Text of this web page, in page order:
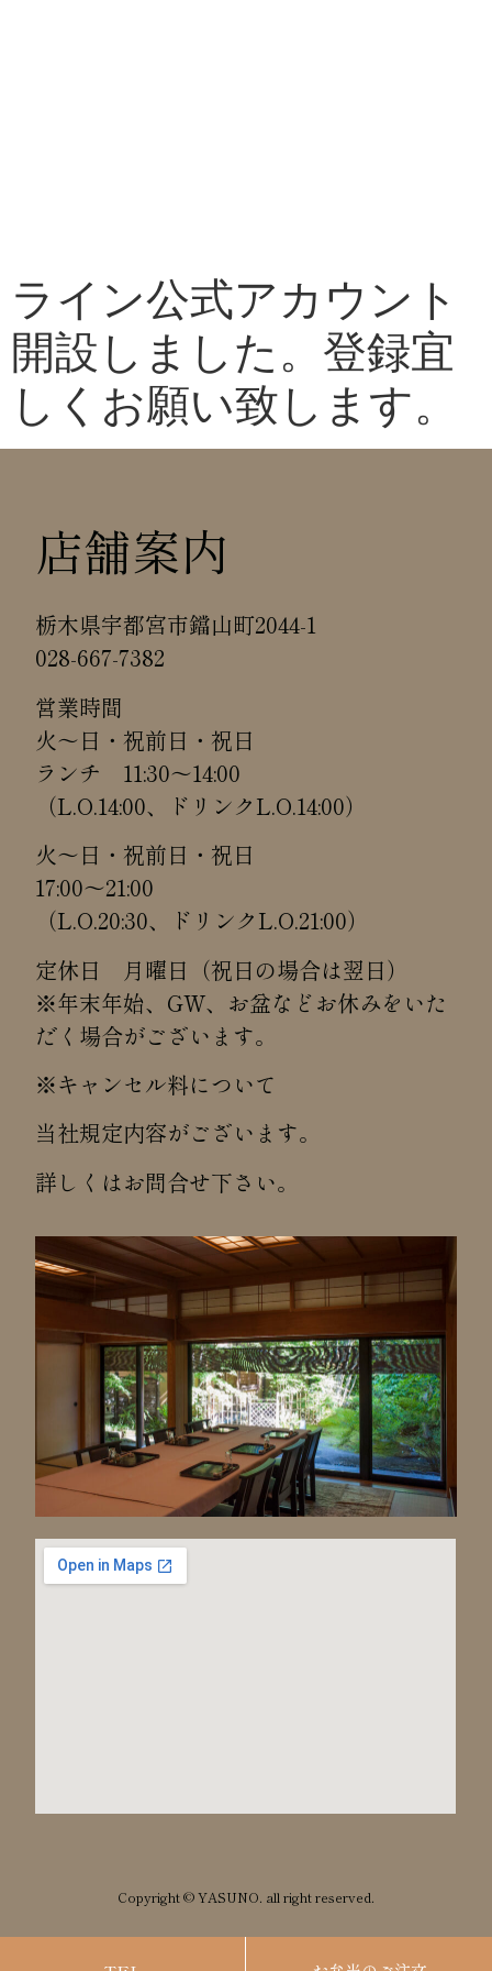
ライン公式アカウント
開設しました。登録宜
しくお願い致します。
店舗案内
栃木県宇都宮市鐺山町2044-1
028-667-7382
営業時間
火～日・祝前日・祝日
ランチ 11:30～14:00
（L.O.14:00、ドリンクL.O.14:00）
火～日・祝前日・祝日
17:00～21:00
（L.O.20:30、ドリンクL.O.21:00）
定休日 月曜日（祝日の場合は翌日）
※年末年始、GW、お盆などお休みをいた
だく場合がございます。
※キャンセル料について
当社規定内容がございます。
詳しくはお問合せ下さい。
Copyright © YASUNO. all right reserved.